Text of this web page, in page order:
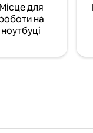
Місце для
на
ноутбуці